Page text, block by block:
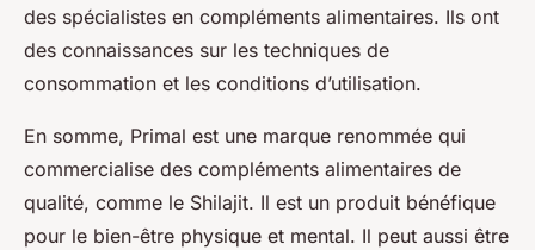
des spécialistes en compléments alimentaires. Ils ont
des connaissances sur les techniques de
consommation et les conditions d’utilisation.
En somme, Primal est une marque renommée qui
commercialise des compléments alimentaires de
qualité, comme le Shilajit. Il est un produit bénéfique
pour le bien-être physique et mental. Il peut aussi être